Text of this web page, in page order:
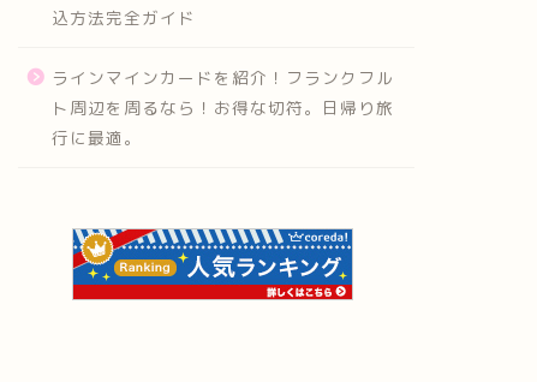
込方法完全ガイド
ラインマインカードを紹介！フランクフル
ト周辺を周るなら！お得な切符。日帰り旅
行に最適。